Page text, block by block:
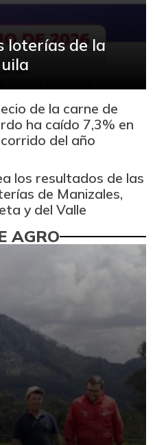
loterías de la
de la carne de
ha caído 7,3% en
del año
los resultados de las
de Manizales,
y del Valle
AGRO